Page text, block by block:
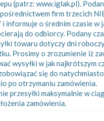
(patrz: www.iglak.pl).
firm trzecich
informuje o średnim czasie w
do odbiorcy. Podany
towaru dotyczy dni
Prosimy o zrozumienie iż
wysyłki w jak najkrótszym
się do
po otrzymaniu zamówienia.
przesyłki maksymalnie w
zamówienia.